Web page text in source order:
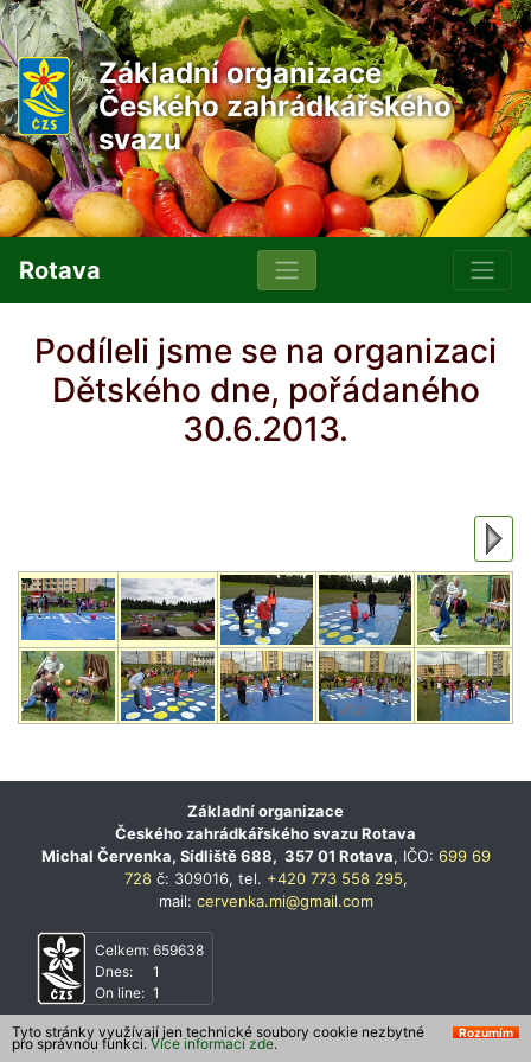
Základní organizace
Českého zahrádkářského
svazu
Rotava
Podíleli jsme se na organizaci
Dětského dne, pořádaného
30.6.2013.
Základní organizace
Českého zahrádkářského svazu Rotava
Michal Červenka, Sídliště 688, 357 01 Rotava, IČO: 699 69
728č: 309016, tel. +420 773 558 295,
mail: cervenka.mi@gmail.com
Celkem:
Dnes:
On line:
659638
1
1
Rozumím
Tyto stránky využívají jen technické soubory cookie nezbytné
pro správnou funkci. Více informací zde.